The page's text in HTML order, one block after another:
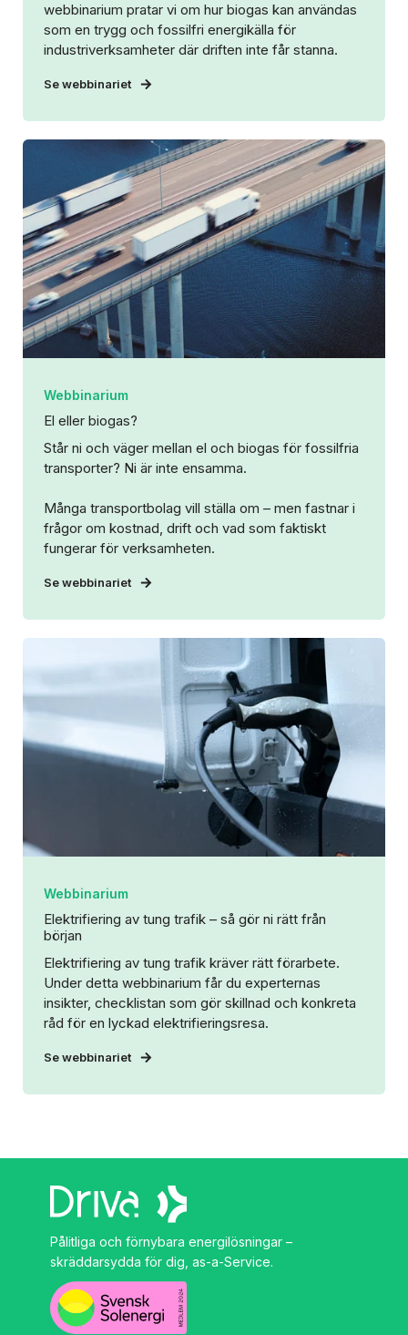
webbinarium pratar vi om hur biogas kan användas
som en trygg och fossilfri energikälla för
industriverksamheter där driften inte får stanna.
Se webbinariet
Webbinarium
El eller biogas?
Står ni och väger mellan el och biogas för fossilfria
transporter? Ni är inte ensamma.
Många transportbolag vill ställa om – men fastnar i
frågor om kostnad, drift och vad som faktiskt
fungerar för verksamheten.
Se webbinariet
Webbinarium
Elektrifiering av tung trafik – så gör ni rätt från
början
Elektrifiering av tung trafik kräver rätt förarbete.
Under detta webbinarium får du experternas
insikter, checklistan som gör skillnad och konkreta
råd för en lyckad elektrifieringsresa.
Se webbinariet
Pålitliga och förnybara energilösningar –
skräddarsydda för dig, as-a-Service.